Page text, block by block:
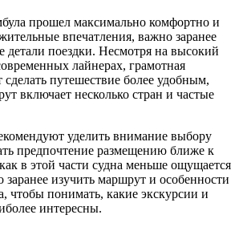
прошел максимально комфортно и
впечатления, важно заранее
детали поездки. Несмотря на высокий
лайнерах, грамотная
сделать путешествие более удобным,
включает несколько стран и частые
уделить внимание выбору
предпочтение размещению ближе к
в этой части судна меньше ощущается
заранее изучить маршрут и особенности
чтобы понимать, какие экскурсии и
интересны.